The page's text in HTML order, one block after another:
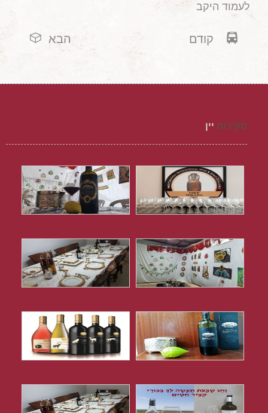
לעמוד היקב
קודם הבא
סקירות יין